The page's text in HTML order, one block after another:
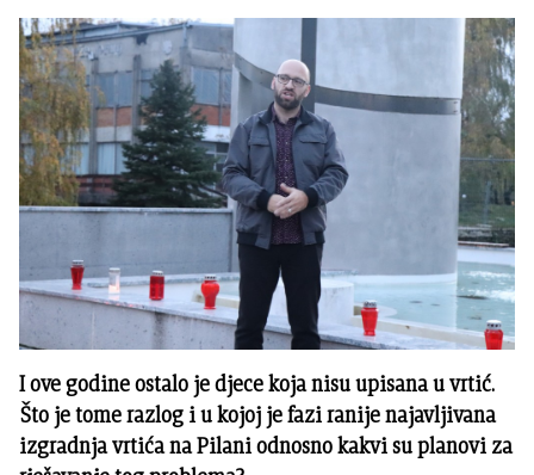
I ove godine ostalo je djece koja nisu upisana u vrtić.
Što je tome razlog i u kojoj je fazi ranije najavljivana
izgradnja vrtića na Pilani odnosno kakvi su planovi za